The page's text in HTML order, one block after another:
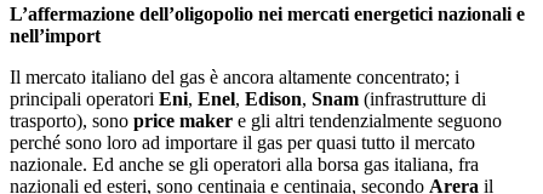
L’affermazione dell’oligopolio nei mercati energetici nazionali e
nell’import
Il mercato italiano del gas è ancora altamente concentrato; i
principali operatori Eni, Enel, Edison, Snam (infrastrutture di
trasporto), sono price maker e gli altri tendenzialmente seguono
perché sono loro ad importare il gas per quasi tutto il mercato
nazionale. Ed anche se gli operatori alla borsa gas italiana, fra
nazionali ed esteri, sono centinaia e centinaia, secondo Arera il